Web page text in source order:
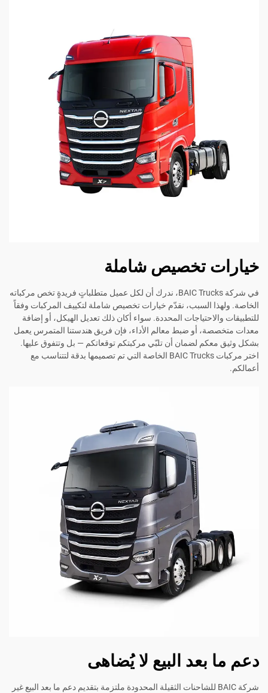
خيارات تخصيص شاملة
في شركة BAIC Trucks، ندرك أن لكل عميل متطلباتٍ فريدةٍ تخص مركباته
الخاصة. ولهذا السبب، نقدّم خيارات تخصيص شاملة لتكييف المركبات وفقاً
للتطبيقات والاحتياجات المحددة. سواء أكان ذلك تعديل الهيكل، أو إضافة
معدات متخصصة، أو ضبط معالم الأداء، فإن فريق هندستنا المتمرس يعمل
بشكل وثيق معكم لضمان أن تلبّي مركبتكم توقعاتكم — بل وتتفوق عليها.
اختر مركبات BAIC Trucks الخاصة التي تم تصميمها بدقة لتتناسب مع
أعمالكم.
دعم ما بعد البيع لا يُضاهى
شركة BAIC للشاحنات الثقيلة المحدودة ملتزمة بتقديم دعم ما بعد البيع غير